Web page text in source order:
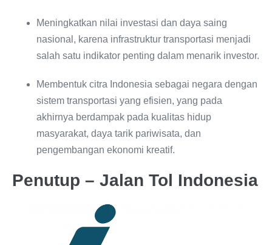
Meningkatkan nilai investasi dan daya saing
nasional, karena infrastruktur transportasi menjadi
salah satu indikator penting dalam menarik investor.
Membentuk citra Indonesia sebagai negara dengan
sistem transportasi yang efisien, yang pada
akhirnya berdampak pada kualitas hidup
masyarakat, daya tarik pariwisata, dan
pengembangan ekonomi kreatif.
Penutup – Jalan Tol Indonesia